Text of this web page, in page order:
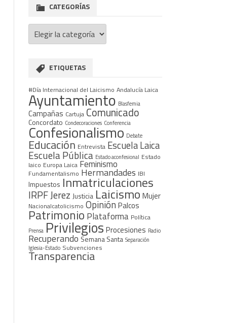
CATEGORÍAS
Categorías
ETIQUETAS
#Día Internacional del Laicismo Andalucía Laica
Ayuntamiento Blasfemia
Campañas Cartuja Comunicado
Concordato Condecoraciones Conferencia
Confesionalismo Debate
Educación Entrevista Escuela Laica
Escuela Pública Estado aconfesional Estado
laico Europa Laica Feminismo
Fundamentalismo Hermandades IBI
Impuestos Inmatriculaciones
IRPFJerez Justicia Laicismo Mujer
Nacionalcatolicismo Opinión Palcos
Patrimonio Plataforma Política
Prensa Privilegios Procesiones Radio
Recuperando Semana Santa Separación
Iglesia-Estado Subvenciones
Transparencia